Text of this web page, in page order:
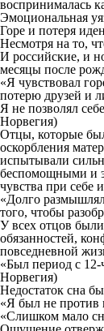
воспринималась
Эмоциональная
Горе и потеря
Несмотря на то,
И российские, и
месяцы после
«Я чувствовал
потерю друзей и
Я не позволял
Норвегия)
Отцы, которые
оскорбления
испытывали
беспомощными и
чувства при себе
«Долго
того, чтобы
У всех отцов
обязанностей,
повседневной
«Был период с
Норвегия)
Недостаток сна
«Я был не против
«Слишком мало